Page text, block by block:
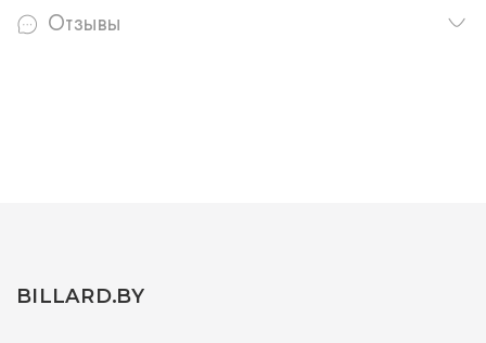
Отзывы
BILLARD.BY